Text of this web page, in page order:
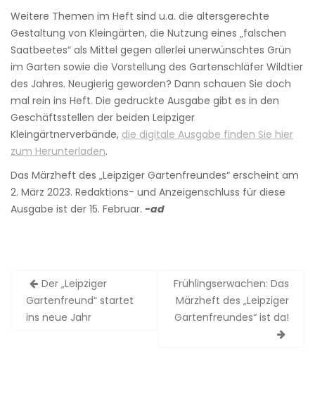
Weitere Themen im Heft sind u.a. die altersgerechte
Gestaltung von Kleingärten, die Nutzung eines „falschen
Saatbeetes“ als Mittel gegen allerlei unerwünschtes Grün
im Garten sowie die Vorstellung des Gartenschläfer Wildtier
des Jahres. Neugierig geworden? Dann schauen Sie doch
mal rein ins Heft. Die gedruckte Ausgabe gibt es in den
Geschäftsstellen der beiden Leipziger
Kleingärtnerverbände, die digitale Ausgabe finden Sie hier
zum Herunterladen.
Das Märzheft des „Leipziger Gartenfreundes“ erscheint am
2. März 2023. Redaktions- und Anzeigenschluss für diese
Ausgabe ist der 15. Februar. -ad
Beitragsnavigation
Der „Leipziger
Gartenfreund“ startet
ins neue Jahr
Frühlingserwachen: Das
Märzheft des „Leipziger
Gartenfreundes“ ist da!